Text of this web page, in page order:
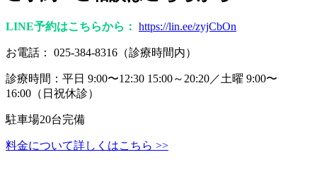
LINE予約はこちらから： https://lin.ee/zyjCbOn
お電話： 025-384-8316（診療時間内）
診療時間：平日 9:00〜12:30 15:00～20:20／土曜 9:00〜
16:00（日祝休診）
駐車場20台完備
料金について詳しくはこちら >>